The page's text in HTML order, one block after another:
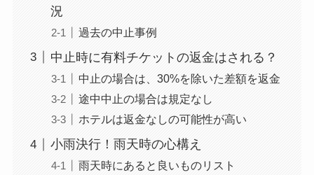
況
過去の中止事例
中止時に有料チケットの返金はされる？
中止の場合は、30%を除いた差額を返金
途中中止の場合は規定なし
ホテルは返金なしの可能性が高い
小雨決行！雨天時の心構え
雨天時にあると良いものリスト